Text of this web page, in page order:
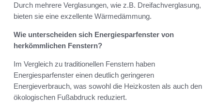
Durch mehrere Verglasungen, wie z.B. Dreifachverglasung,
bieten sie eine exzellente Wärmedämmung.
Wie unterscheiden sich Energiesparfenster von
herkömmlichen Fenstern?
Im Vergleich zu traditionellen Fenstern haben
Energiesparfenster einen deutlich geringeren
Energieverbrauch, was sowohl die Heizkosten als auch den
ökologischen Fußabdruck reduziert.